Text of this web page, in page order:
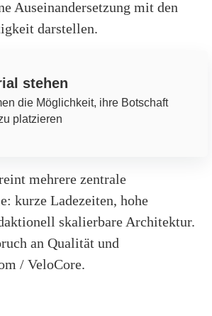
Auseinandersetzung mit den
darstellen.
stehen
die Möglichkeit, ihre Botschaft
platzieren
mehrere zentrale
kurze Ladezeiten, hohe
skalierbare Architektur.
an Qualität und
/ VeloCore.